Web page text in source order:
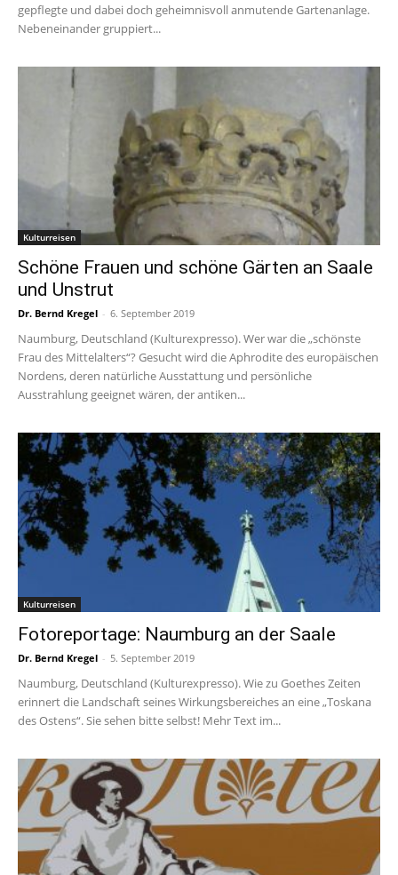
gepflegte und dabei doch geheimnisvoll anmutende Gartenanlage.
Nebeneinander gruppiert...
Kulturreisen
Schöne Frauen und schöne Gärten an Saale
und Unstrut
Dr. Bernd Kregel - 6. September 2019
Naumburg, Deutschland (Kulturexpresso). Wer war die „schönste
Frau des Mittelalters“? Gesucht wird die Aphrodite des europäischen
Nordens, deren natürliche Ausstattung und persönliche
Ausstrahlung geeignet wären, der antiken...
Kulturreisen
Fotoreportage: Naumburg an der Saale
Dr. Bernd Kregel - 5. September 2019
Naumburg, Deutschland (Kulturexpresso). Wie zu Goethes Zeiten
erinnert die Landschaft seines Wirkungsbereiches an eine „Toskana
des Ostens“. Sie sehen bitte selbst! Mehr Text im...